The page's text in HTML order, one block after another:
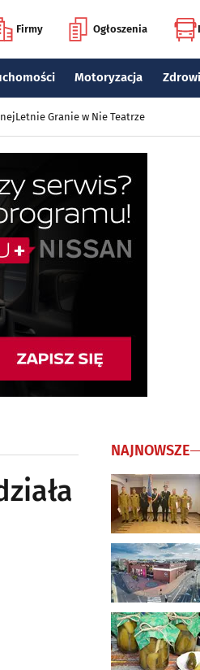
Firmy Ogłoszenia
Motoryzacja
Letnie Granie w Nie Teatrze
NAJNOWSZE